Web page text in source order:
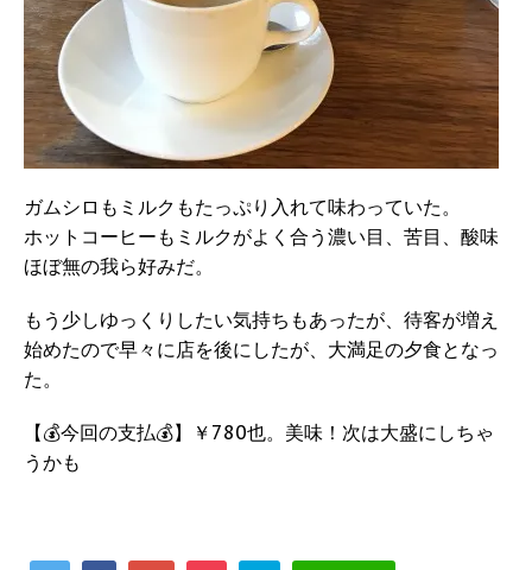
ガムシロもミルクもたっぷり入れて味わっていた。
ホットコーヒーもミルクがよく合う濃い目、苦目、酸味
ほぼ無の我ら好みだ。
もう少しゆっくりしたい気持ちもあったが、待客が増え
始めたので早々に店を後にしたが、大満足の夕食となっ
た。
【💰今回の支払💰】￥780也。美味！次は大盛にしちゃ
うかも